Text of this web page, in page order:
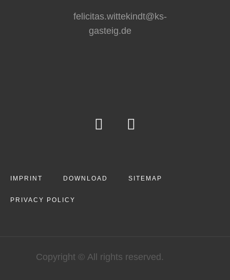
felicitas.wittekindt@ks-
gasteig.de
IMPRINT DOWNLOAD SITEMAP
PRIVACY POLICY
Copyright © All rights reserved.